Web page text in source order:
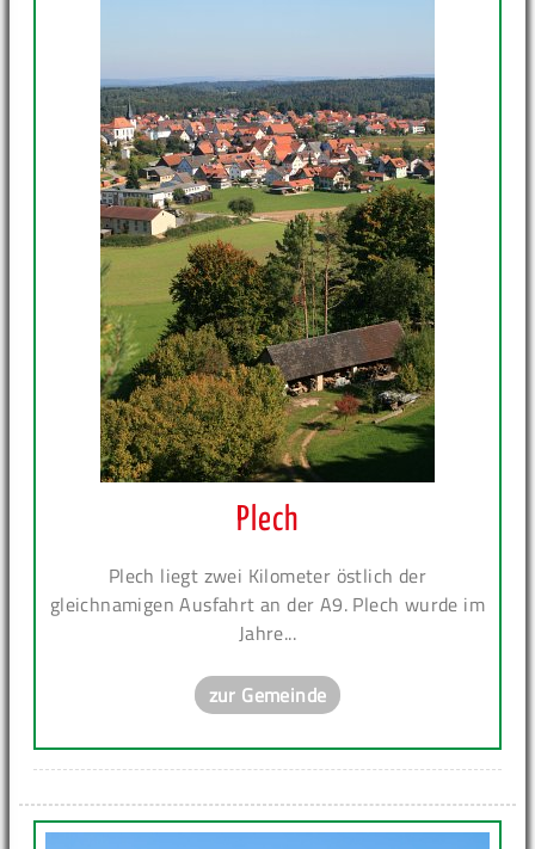
Plech
Plech liegt zwei Kilometer östlich der
gleichnamigen Ausfahrt an der A9. Plech wurde im
Jahre...
zur Gemeinde